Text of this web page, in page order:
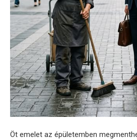
Öt emelet az épületemben